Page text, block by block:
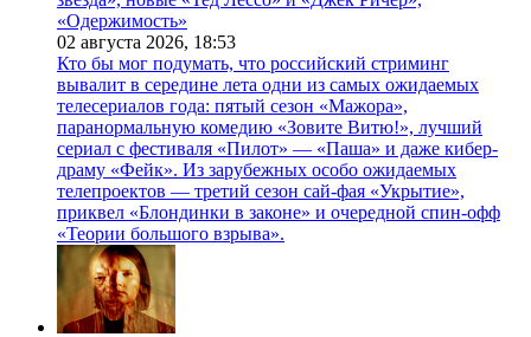
«Одержимость»
02 августа 2026, 18:53
Кто бы мог подумать, что российский стриминг
вывалит в середине лета одни из самых ожидаемых
телесериалов года: пятый сезон «Мажора»,
паранормальную комедию «Зовите Витю!», лучший
сериал с фестиваля «Пилот» — «Паша» и даже кибер-
драму «Фейк». Из зарубежных особо ожидаемых
телепроектов — третий сезон сай-фая «Укрытие»,
приквел «Блондинки в законе» и очередной спин-офф
«Теории большого взрыва».